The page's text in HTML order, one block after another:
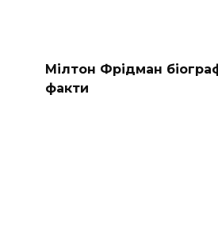
Мілтон Фрідман
факти